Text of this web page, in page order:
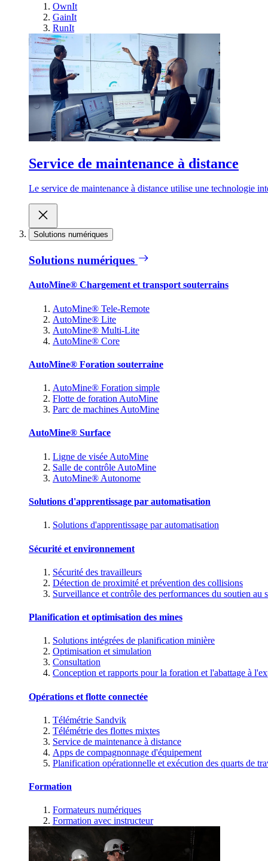
OwnIt
GainIt
RunIt
Service de maintenance à distance
Le service de maintenance à distance utilise une technologie
Solutions numériques
Solutions numériques
AutoMine® Chargement et transport souterrains
AutoMine® Tele-Remote
AutoMine® Lite
AutoMine® Multi-Lite
AutoMine® Core
AutoMine® Foration souterraine
AutoMine® Foration simple
Flotte de foration AutoMine
Parc de machines AutoMine
AutoMine® Surface
Ligne de visée AutoMine
Salle de contrôle AutoMine
AutoMine® Autonome
Solutions d'apprentissage par automatisation
Solutions d'apprentissage par automatisation
Sécurité et environnement
Sécurité des travailleurs
Détection de proximité et prévention des collisions
Surveillance et contrôle des performances du soutien au
Planification et optimisation des mines
Solutions intégrées de planification minière
Optimisation et simulation
Consultation
Conception et rapports pour la foration et l'abattage à
Opérations et flotte connectée
Télémétrie Sandvik
Télémétrie des flottes mixtes
Service de maintenance à distance
Apps de compagnonnage d'équipement
Planification opérationnelle et exécution des quarts de
Formation
Formateurs numériques
Formation avec instructeur